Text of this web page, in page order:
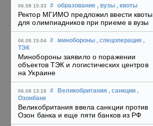
06.08 15:33 # образование , вузы , квоты
Ректор МГИМО предложил ввести квоты
для олимпиадников при приеме в вузы
06.08 15:04 # минобороны , спецоперация ,
ТЭК
Минобороны заявило о поражении
объектов ТЭК и логистических центров
на Украине
06.08 13:18 # Великобритания , санкции ,
Озонбанк
Великобритания ввела санкции против
Озон банка и еще пяти банков из РФ